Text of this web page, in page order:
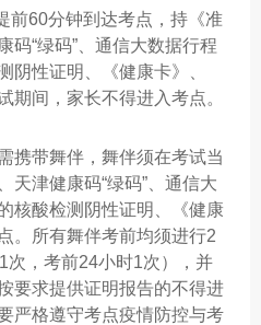
60分钟到达考点，持《准
码“绿码”、通信大数据行程
阴性证明、《健康卡》、
期间，家长不得进入考点。
带舞伴，舞伴须在考试当
天津健康码“绿码”、通信大
核酸检测阴性证明、《健康
。所有舞伴考前均须进行2
次，考前24小时1次），并
要求提供证明报告的不得进
严格遵守考点疫情防控与考